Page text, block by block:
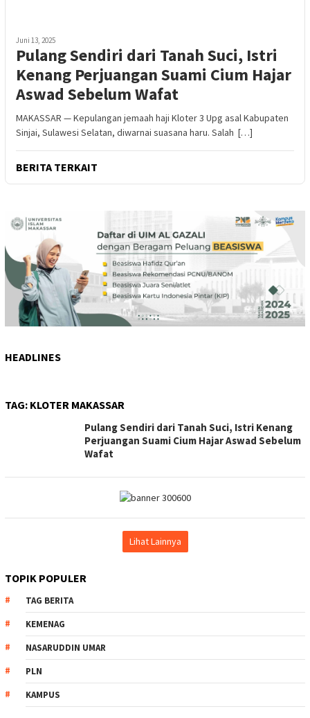
Juni 13, 2025
Pulang Sendiri dari Tanah Suci, Istri
Kenang Perjuangan Suami Cium Hajar
Aswad Sebelum Wafat
MAKASSAR — Kepulangan jemaah haji Kloter 3 Upg asal Kabupaten
Sinjai, Sulawesi Selatan, diwarnai suasana haru. Salah […]
BERITA TERKAIT
HEADLINES
TAG: KLOTER MAKASSAR
Pulang Sendiri dari Tanah Suci, Istri Kenang
Perjuangan Suami Cium Hajar Aswad Sebelum
Wafat
Lihat Lainnya
TOPIK POPULER
TAG BERITA
KEMENAG
NASARUDDIN UMAR
PLN
KAMPUS